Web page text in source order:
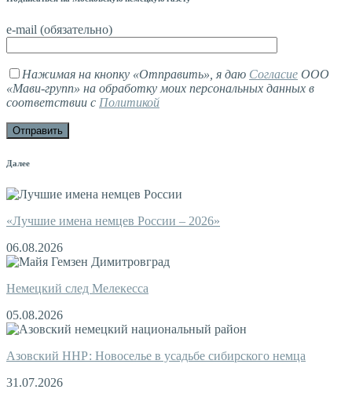
e-mail (обязательно)
Нажимая на кнопку «Отправить», я даю Согласие ООО
«Мави-групп» на обработку моих персональных данных в
соответствии с Политикой
Далее
«Лучшие имена немцев России – 2026»
06.08.2026
Немецкий след Мелекесса
05.08.2026
Азовский ННР: Новоселье в усадьбе сибирского немца
31.07.2026